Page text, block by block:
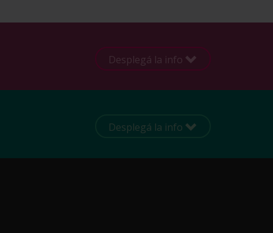
Desplegá la info
Desplegá la info